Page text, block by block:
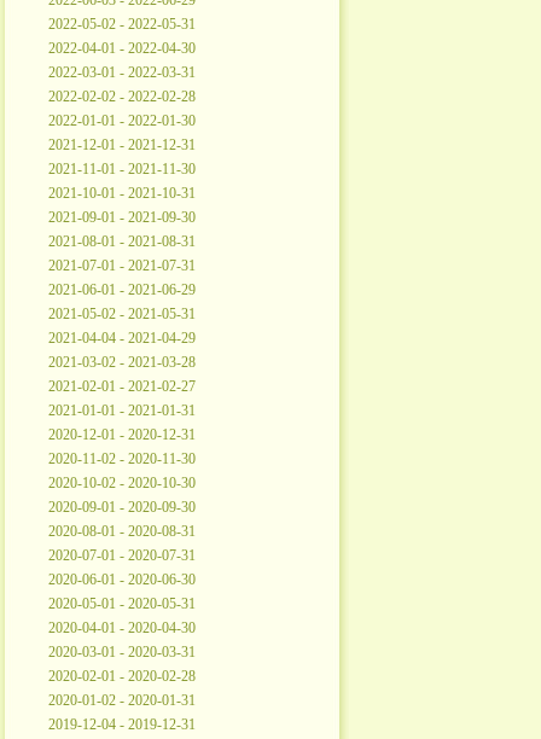
2022-05-02 - 2022-05-31
2022-04-01 - 2022-04-30
2022-03-01 - 2022-03-31
2022-02-02 - 2022-02-28
2022-01-01 - 2022-01-30
2021-12-01 - 2021-12-31
2021-11-01 - 2021-11-30
2021-10-01 - 2021-10-31
2021-09-01 - 2021-09-30
2021-08-01 - 2021-08-31
2021-07-01 - 2021-07-31
2021-06-01 - 2021-06-29
2021-05-02 - 2021-05-31
2021-04-04 - 2021-04-29
2021-03-02 - 2021-03-28
2021-02-01 - 2021-02-27
2021-01-01 - 2021-01-31
2020-12-01 - 2020-12-31
2020-11-02 - 2020-11-30
2020-10-02 - 2020-10-30
2020-09-01 - 2020-09-30
2020-08-01 - 2020-08-31
2020-07-01 - 2020-07-31
2020-06-01 - 2020-06-30
2020-05-01 - 2020-05-31
2020-04-01 - 2020-04-30
2020-03-01 - 2020-03-31
2020-02-01 - 2020-02-28
2020-01-02 - 2020-01-31
2019-12-04 - 2019-12-31